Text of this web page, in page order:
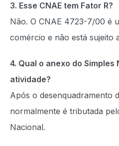
3. Esse CNAE tem Fator R?
Não. O CNAE 4723-7/00 é
comércio e não está sujeito
4. Qual o anexo do
atividade?
Após o desenquadramento
normalmente é tributada
Nacional.